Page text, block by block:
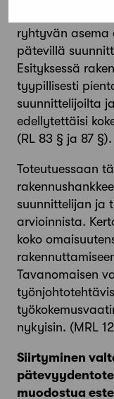
ryhtyvän asema
pätevillä
Esityksessä
tyypillisesti
suunnittelijoilta
edellytettäisi
(RL 83 § ja 87 §).
Toteutuessaan
suunnittelijan ja
arvioinnista.
koko
Tavanomaisen
nykyisin. (MRL
Siirtyminen
muodostua